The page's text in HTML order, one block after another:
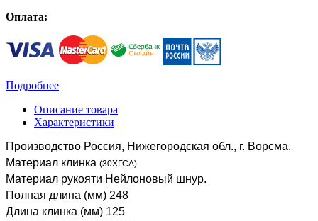
Оплата:
Подробнее
Описание товара
Характеристики
Производство Россия, Нижегородская обл., г. Ворсма.
Материал клинка (30ХГСА)
Материал рукояти Нейлоновый шнур.
Полная длина (мм) 248
Длина клинка (мм) 125